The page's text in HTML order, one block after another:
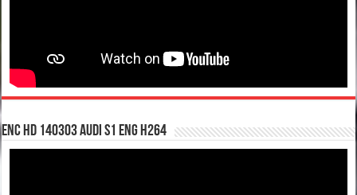
enc hd 140303 Audi S1 ENG H264